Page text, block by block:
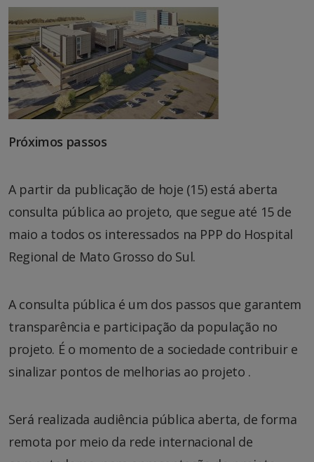
Próximos passos
A partir da publicação de hoje (15) está aberta
consulta pública ao projeto, que segue até 15 de
maio a todos os interessados na PPP do Hospital
Regional de Mato Grosso do Sul.
A consulta pública é um dos passos que garantem
transparência e participação da população no
projeto. É o momento de a sociedade contribuir e
sinalizar pontos de melhorias ao projeto .
Será realizada audiência pública aberta, de forma
remota por meio da rede internacional de